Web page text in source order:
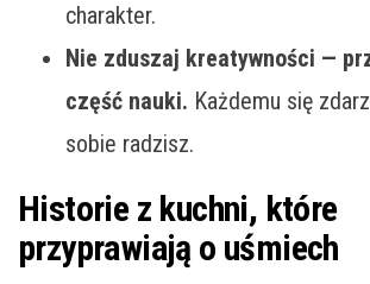
charakter.
Nie zduszaj kreatywności —
część nauki. Każdemu się
sobie radzisz.
Historie z kuchni, które
przyprawiają o uśmiech